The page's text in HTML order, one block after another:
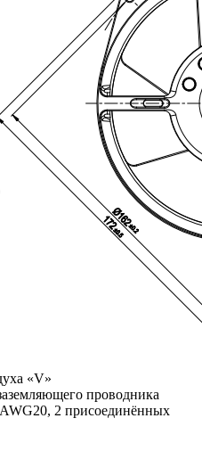
«V»
проводника
2 присоединённых